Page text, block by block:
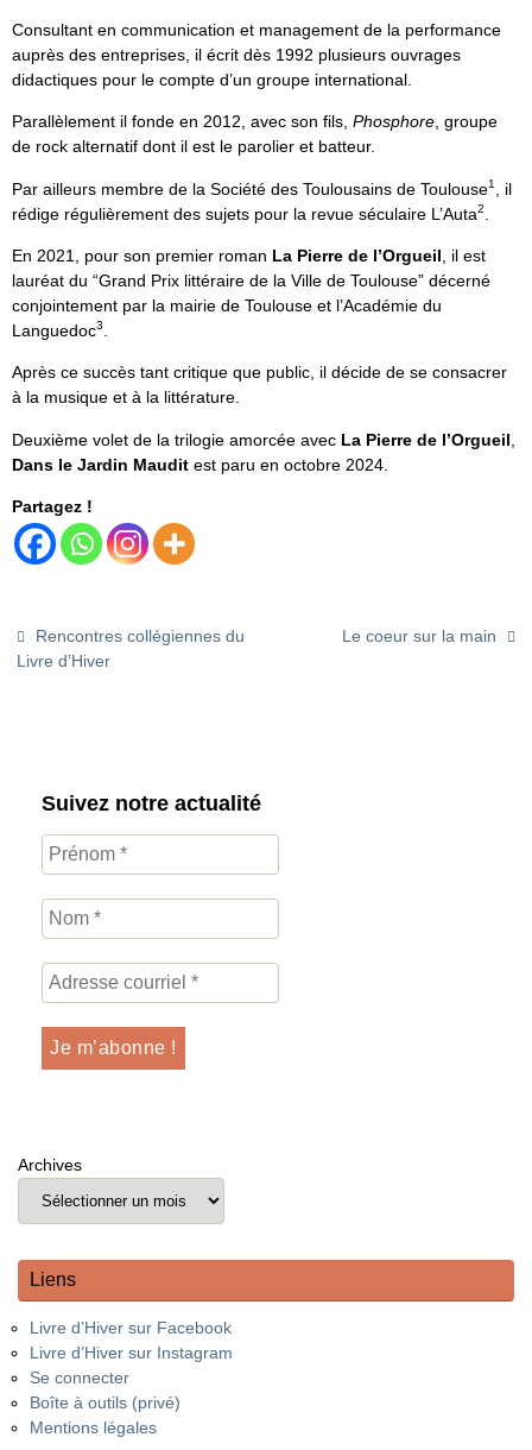
Consultant en communication et management de la performance
auprès des entreprises, il écrit dès 1992 plusieurs ouvrages
didactiques pour le compte d’un groupe international.
Parallèlement il fonde en 2012, avec son fils, Phosphore, groupe
de rock alternatif dont il est le parolier et batteur.
Par ailleurs membre de la Société des Toulousains de Toulouse1
, il
rédige régulièrement des sujets pour la revue séculaire L’Auta2
En 2021, pour son premier roman La Pierre de l’Orgueil , il est
lauréat du “Grand Prix littéraire de la Ville de Toulouse” décerné
conjointement par la mairie de Toulouse et l’Académie du
Languedoc3
Après ce succès tant critique que public, il décide de se consacrer
à la musique et à la littérature.
Deuxième volet de la trilogie amorcée avec La Pierre de l’Orgueil
Dans le Jardin Maudit est paru en octobre 2024.
Partagez !
Rencontres collégiennes du
Livre d’Hiver
Le coeur sur la main
Suivez notre actualité
Archives
Liens
Livre d’Hiver sur Facebook
Livre d’Hiver sur Instagram
Se connecter
Boîte à outils (privé)
Mentions légales